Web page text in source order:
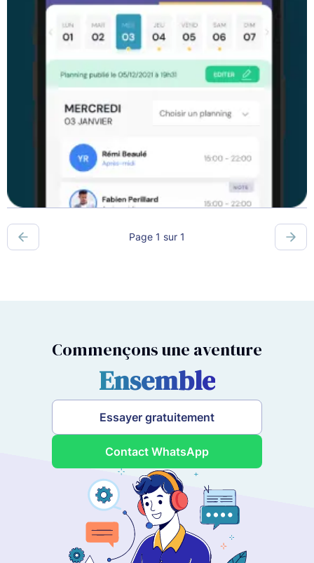
Page 1 sur 1
Commençons une aventure
Ensemble
Essayer gratuitement
Contact WhatsApp